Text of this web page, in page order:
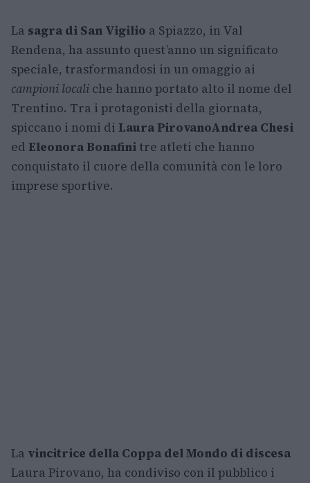
La sagra di San Vigilio a Spiazzo, in Val
Rendena, ha assunto quest’anno un significato
speciale, trasformandosi in un omaggio ai
campioni locali che hanno portato alto il nome del
Trentino. Tra i protagonisti della giornata,
spiccano i nomi di Laura PirovanoAndrea Chesi
ed Eleonora Bonafini tre atleti che hanno
conquistato il cuore della comunità con le loro
imprese sportive.
La vincitrice della Coppa del Mondo di discesa
Laura Pirovano, ha condiviso con il pubblico i